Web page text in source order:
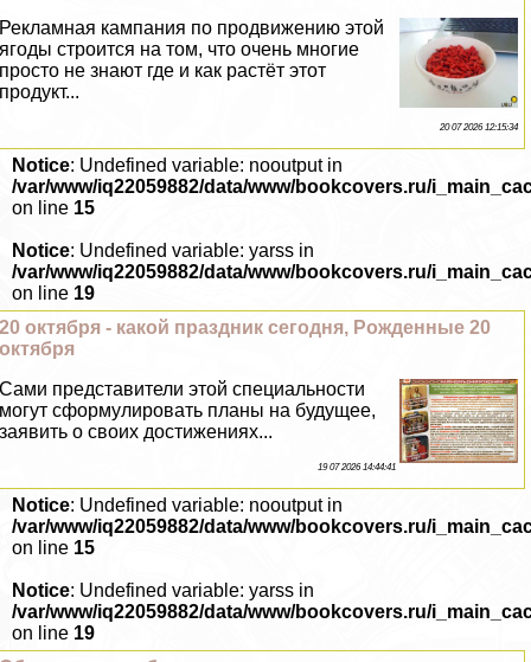
Рекламная кампания по продвижению этой
ягоды строится на том, что очень многие
просто не знают где и как растёт этот
продукт...
20 07 2026 12:15:34
Notice: Undefined variable: nooutput in
/var/www/iq22059882/data/www/bookcovers.ru/
on line 15
Notice: Undefined variable: yarss in
/var/www/iq22059882/data/www/bookcovers.ru/
on line 19
20 октября - какой праздник сегодня, Рожденные 20
октября
Сами представители этой специальности
могут сформулировать планы на будущее,
заявить о своих достижениях...
19 07 2026 14:44:41
Notice: Undefined variable: nooutput in
/var/www/iq22059882/data/www/bookcovers.ru/
on line 15
Notice: Undefined variable: yarss in
/var/www/iq22059882/data/www/bookcovers.ru/
on line 19